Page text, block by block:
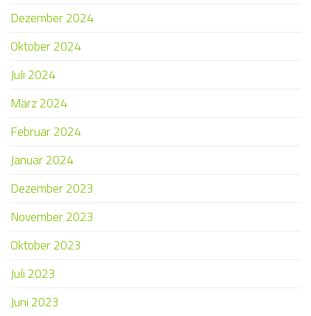
Dezember 2024
Oktober 2024
Juli 2024
März 2024
Februar 2024
Januar 2024
Dezember 2023
November 2023
Oktober 2023
Juli 2023
Juni 2023